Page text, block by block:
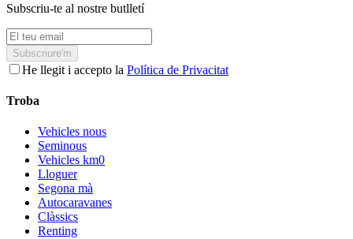
Subscriu-te al nostre butlletí
Subscriure'm
He llegit i accepto la Política de Privacitat
Troba
Vehicles nous
Seminous
Vehicles km0
Lloguer
Segona mà
Autocaravanes
Clàssics
Renting